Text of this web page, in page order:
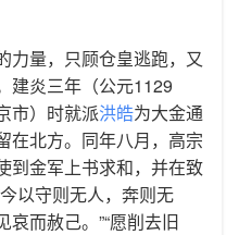
力量，只顾仓皇逃跑，又
建炎三年（公元1129
市）时就派洪皓为大金通
在北方。同年八月，高宗
到金军上书求和，并在致
以守则无人，奔则无
而赦己。”“愿削去旧